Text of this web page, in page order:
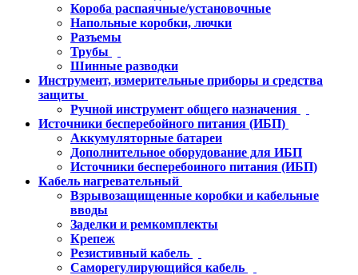
Короба распаячные/установочные
Напольные коробки, лючки
Разъемы
Трубы
Шинные разводки
Инструмент, измерительные приборы и средства
защиты
Ручной инструмент общего назначения
Источники бесперебойного питания (ИБП)
Аккумуляторные батареи
Дополнительное оборудование для ИБП
Источники бесперебоиного питания (ИБП)
Кабель нагревательный
Взрывозащищенные коробки и кабельные
вводы
Заделки и ремкомплекты
Крепеж
Резистивный кабель
Саморегулирующийся кабель